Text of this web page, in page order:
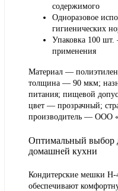
содержимого
Одноразовое
гигиенических
Упаковка 100 шт.
применения
Материал —
толщина — 90 мкм;
питания; пищевой
цвет — прозрачный;
производитель — ООО
Оптимальный выбор
домашней кухни
Кондитерские мешки
обеспечивают